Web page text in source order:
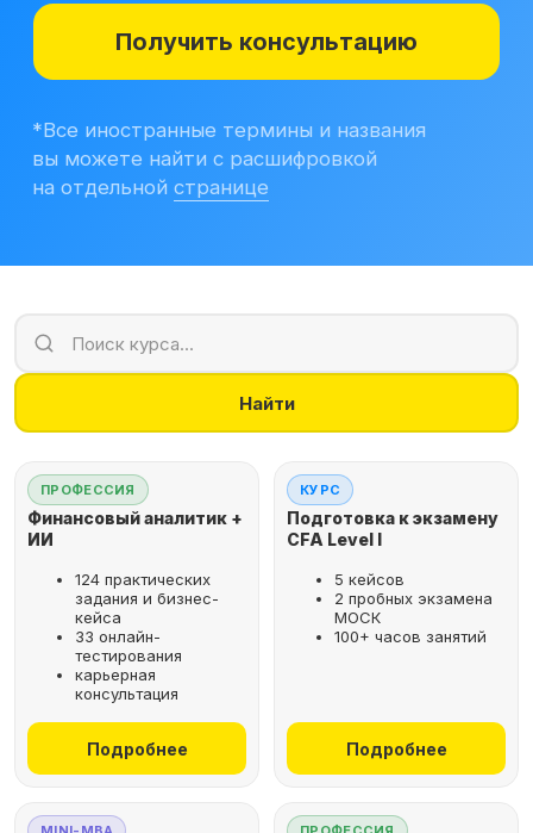
Найти
ПРОФЕССИЯ
Финансовый аналитик +
ИИ
124 практических
задания и бизнес-
кейса
33 онлайн-
тестирования
карьерная
консультация
Подробнее
КУРС
Подготовка к экзамену
CFA Level I
5 кейсов
2 пробных экзамена
МОСК
100+ часов занятий
Подробнее